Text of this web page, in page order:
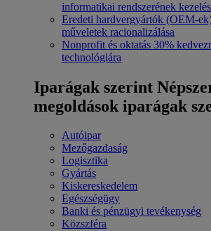
informatikai rendszerének
Eredeti hardvergyártók (OEM-
műveletek racionalizálása
Nonprofit és oktatás 30%
technológiára
Iparágak szerint
megoldások iparágak
Autóipar
Mezőgazdaság
Logisztika
Gyártás
Kiskereskedelem
Egészségügy
Banki és pénzügyi tevékenység
Közszféra